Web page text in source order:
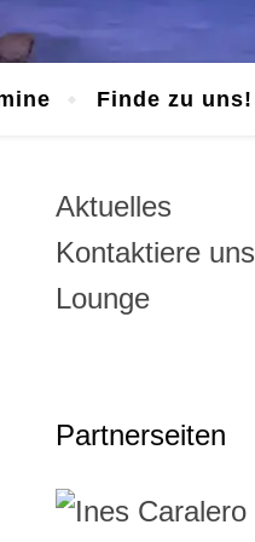
Finde zu uns!
Aktuelles
Kontaktiere uns
Lounge
Partnerseiten